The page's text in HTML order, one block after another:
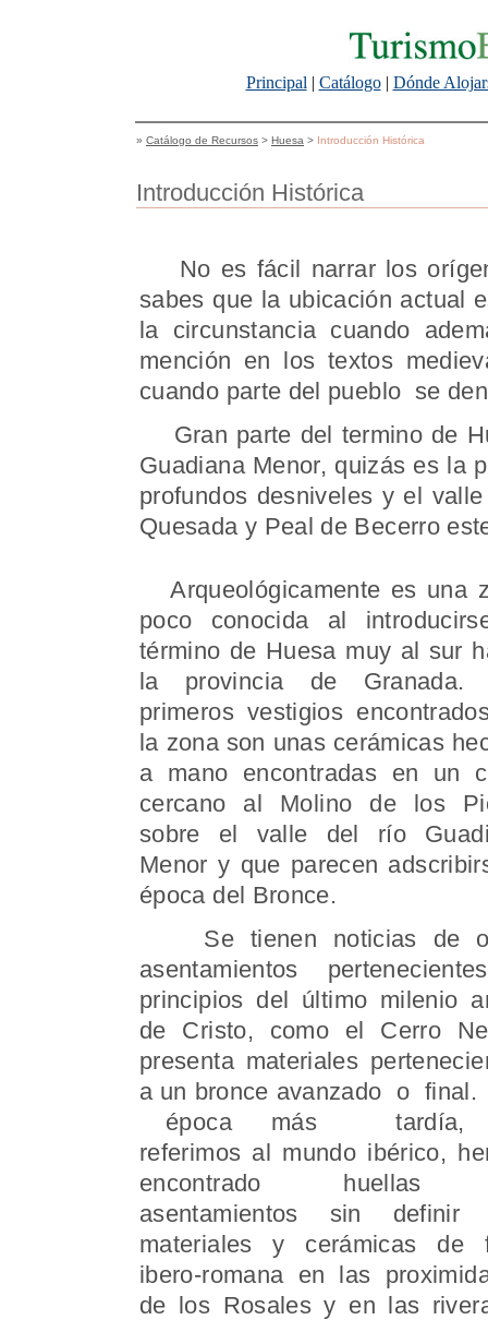
Principal | Catálogo| Dónde
» Catálogo de Recursos > Huesa > Introducción Histórica
Introducción Histórica
No es fácil narrar los
sabes que la ubicación actual
la circunstancia cuando
mención en los textos
cuando parte del pueblo se
Gran parte del termino de
Guadiana Menor, quizás es la
profundos desniveles y el
Quesada y Peal de Becerro
Arqueológicamente es una
poco conocida al
término de Huesa muy al sur
la provincia de Granada.
primeros vestigios
la zona son unas cerámicas
a mano encontradas en un
cercano al Molino de los
sobre el valle del río
Menor y que parecen
época del Bronce.
Se tienen noticias de
asentamientos
principios del último milenio
de Cristo, como el Cerro
presenta materiales
a un bronce avanzado o
época más tardía,
referimos al mundo ibérico,
encontrado huellas
asentamientos sin definir
materiales y cerámicas de
ibero-romana en las
de los Rosales y en las